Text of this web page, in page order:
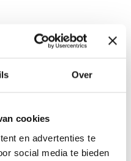
Over
cookies
en advertenties te
social media te bieden